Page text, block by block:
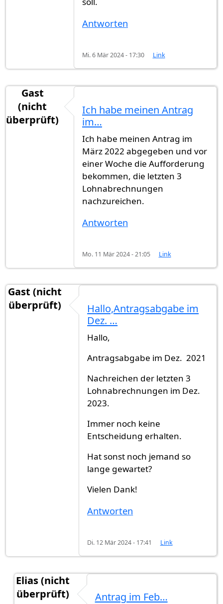
Antworten
Mi. 6 Mär 2024 - 17:30 Link
Gast
(nicht
überprüft)
Ich habe meinen Antrag
im…
Ich habe meinen Antrag im
März 2022 abgegeben und vor
einer Woche die Aufforderung
bekommen, die letzten 3
Lohnabrechnungen
nachzureichen.
Antworten
Mo. 11 Mär 2024 - 21:05 Link
Gast (nicht
überprüft)
Hallo,Antragsabgabe im
Dez. …
Hallo,
Antragsabgabe im Dez. 2021
Nachreichen der letzten 3
Lohnabrechnungen im Dez.
2023.
Immer noch keine
Entscheidung erhalten.
Hat sonst noch jemand so
lange gewartet?
Vielen Dank!
Antworten
Di. 12 Mär 2024 - 17:41 Link
Elias (nicht
überprüft)
Antrag im Feb…